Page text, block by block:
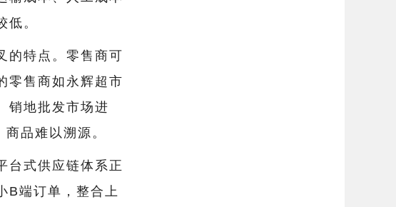
。
的特点。零售商可
零售商如永辉超市
销地批发市场进
品难以溯源。
台式供应链体系正
B端订单，整合上